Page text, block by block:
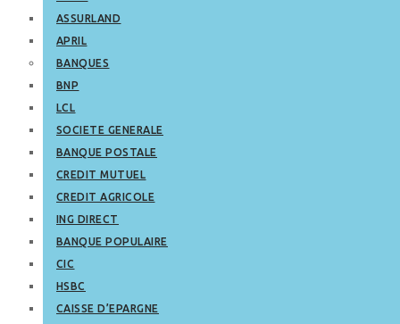
ASSURLAND
APRIL
BANQUES
BNP
LCL
SOCIETE GENERALE
BANQUE POSTALE
CREDIT MUTUEL
CREDIT AGRICOLE
ING DIRECT
BANQUE POPULAIRE
CIC
HSBC
CAISSE D’EPARGNE